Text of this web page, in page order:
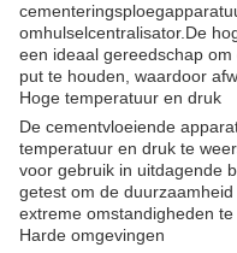
omhulselcentralisator.De
een ideaal gereedschap
put te houden, waardoor
Hoge temperatuur en druk
De cementvloeiende
temperatuur en druk te
voor gebruik in uitdagende
getest om de
extreme omstandigheden te
Harde omgevingen